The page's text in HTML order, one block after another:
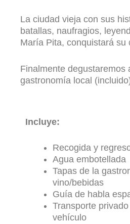
La ciudad vieja con sus
batallas, naufragios,
María Pita, conquistará su
Finalmente degustaremos
gastronomía local
Incluye:
Recogida y
Agua embotellada
Tapas de la
vino/bebidas
Guía de habla
Transporte
vehículo